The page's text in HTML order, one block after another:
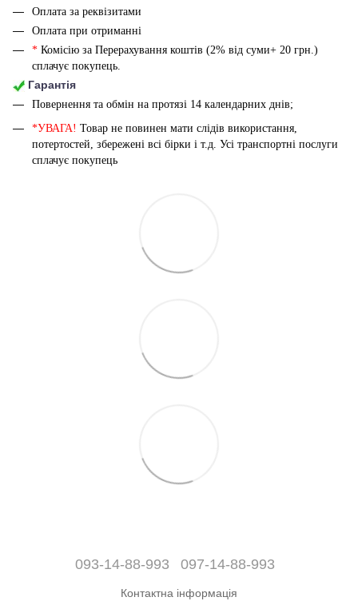
Оплата за реквізитами
Оплата при отриманні
* Комісію за Перерахування коштів (2% від суми+ 20 грн.)
сплачує покупець.
Гарантія
Повернення та обмін на протязі 14 календарних днів;
*УВАГА! Товар не повинен мати слідів використання,
потертостей, збережені всі бірки і т.д. Усі транспортні послуги
сплачує покупець
093-14-88-993 097-14-88-993
Контактна інформація